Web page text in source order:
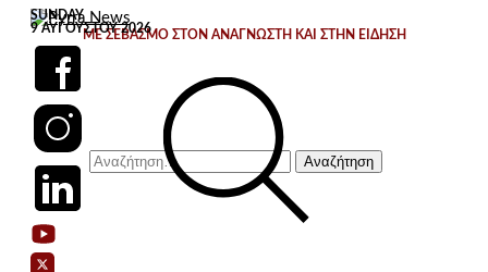
Skip
content
SUNDAY
9 ΑΥΓΟΎΣΤΟΥ 2026
ΜΕ ΣΕΒΑΣΜΟ ΣΤΟΝ ΑΝΑΓΝΩΣΤΗ ΚΑΙ ΣΤΗΝ ΕΙΔΗΣΗ
Αναζήτηση
για: